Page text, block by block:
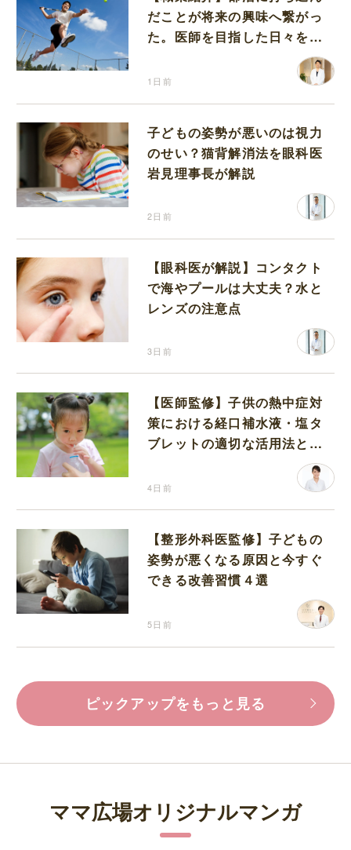
だことが将来の興味へ繋がっ
た。医師を目指した日々を振
1日前
子どもの姿勢が悪いのは視力
のせい？猫背解消法を眼科医
岩見理事長が解説
2日前
【眼科医が解説】コンタクト
で海やプールは大丈夫？水と
レンズの注意点
3日前
【医師監修】子供の熱中症対
策における経口補水液・塩タ
ブレットの適切な活用法と水
4日前
【整形外科医監修】子どもの
姿勢が悪くなる原因と今すぐ
できる改善習慣４選
5日前
ピックアップをもっと見る
ママ広場オリジナルマンガ